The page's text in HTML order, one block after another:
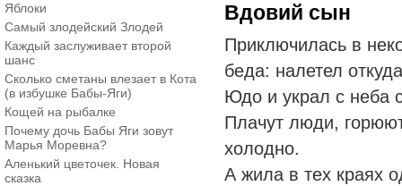
Яблоки
Самый злодейский Злодей
Каждый заслуживает второй
шанс
Сколько сметаны влезает в Кота
(в избушке Бабы-Яги)
Кощей на рыбалке
Почему дочь Бабы Яги зовут
Марья Моревна?
Аленький цветочек. Новая
сказка
Вдовий сын
Приключилась в
беда: налетел
Юдо и украл с неба
Плачут люди,
холодно.
А жила в тех краях